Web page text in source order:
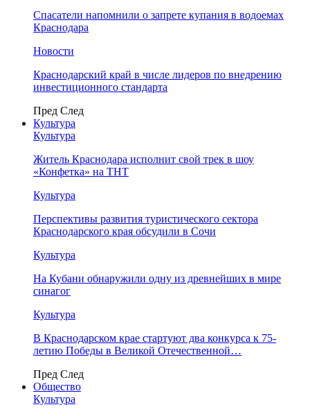
Спасатели напомнили о запрете купания в водоемах
Краснодара
Новости
Краснодарский край в числе лидеров по внедрению
инвестиционного стандарта
Пред След
Культура
Культура
Житель Краснодара исполнит свой трек в шоу
«Конфетка» на ТНТ
Культура
Перспективы развития туристического сектора
Краснодарского края обсудили в Сочи
Культура
На Кубани обнаружили одну из древнейших в мире
синагог
Культура
В Краснодарском крае стартуют два конкурса к 75-
летию Победы в Великой Отечественной…
Пред След
Общество
Культура